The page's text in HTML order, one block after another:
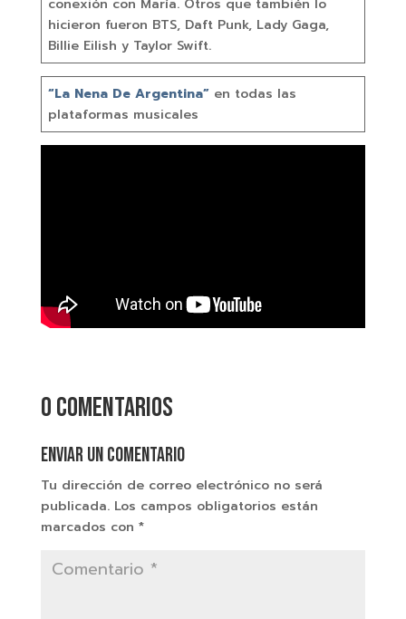
hicieron fueron BTS, Daft Punk, Lady Gaga,
Billie Eilish y Taylor Swift.
“La Nena De Argentina”en todas las
plataformas musicales
0 comentarios
Enviar un comentario
Tu dirección de correo electrónico no será
publicada. Los campos obligatorios están
marcados con *